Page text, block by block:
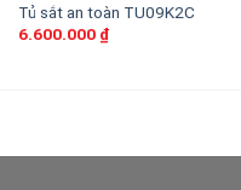
Tủ sắt an toàn TU09K2C
6.600.000 ₫